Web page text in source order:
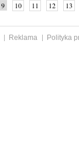
9 10 11 12 13
Reklama
Polityka